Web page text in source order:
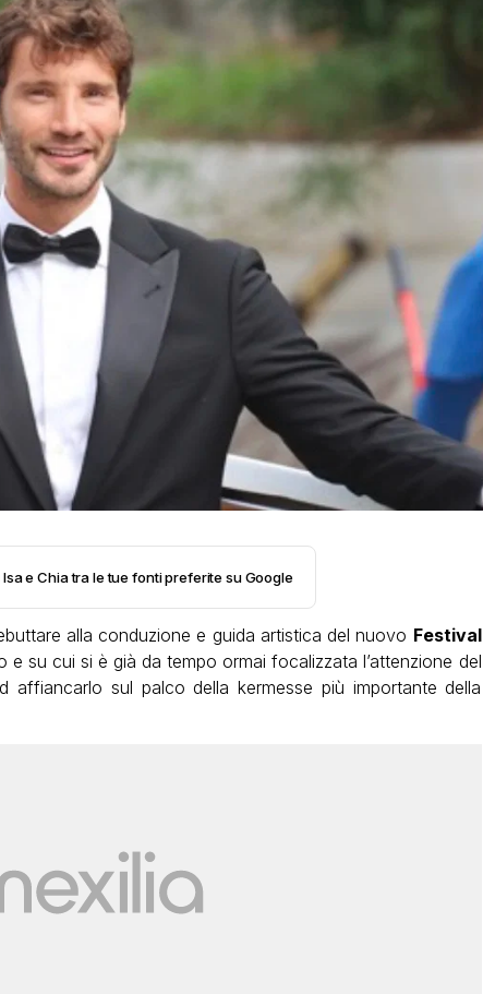
e Chia tra le tue fonti preferite su Google
alla conduzione e guida artistica del nuovo Festival
e su cui si è già da tempo ormai focalizzata l’attenzione del
affiancarlo sul palco della kermesse più importante della